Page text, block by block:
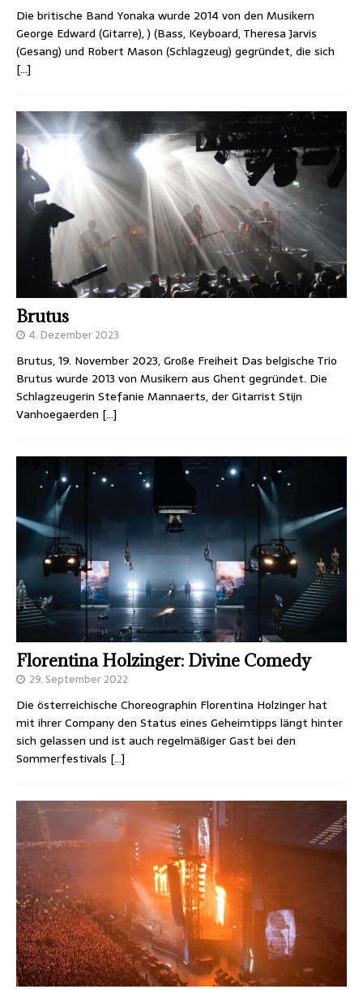
Die britische Band Yonaka wurde 2014 von den Musikern
George Edward (Gitarre), ) (Bass, Keyboard, Theresa Jarvis
(Gesang) und Robert Mason (Schlagzeug) gegründet, die sich
[…]
Brutus
4. Dezember 2023
Brutus, 19. November 2023, Große Freiheit Das belgische Trio
Brutus wurde 2013 von Musikern aus Ghent gegründet. Die
Schlagzeugerin Stefanie Mannaerts, der Gitarrist Stijn
Vanhoegaerden […]
Florentina Holzinger: Divine Comedy
29. September 2022
Die österreichische Choreographin Florentina Holzinger hat
mit ihrer Company den Status eines Geheimtipps längt hinter
sich gelassen und ist auch regelmäßiger Gast bei den
Sommerfestivals […]